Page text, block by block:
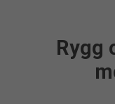
Rygg